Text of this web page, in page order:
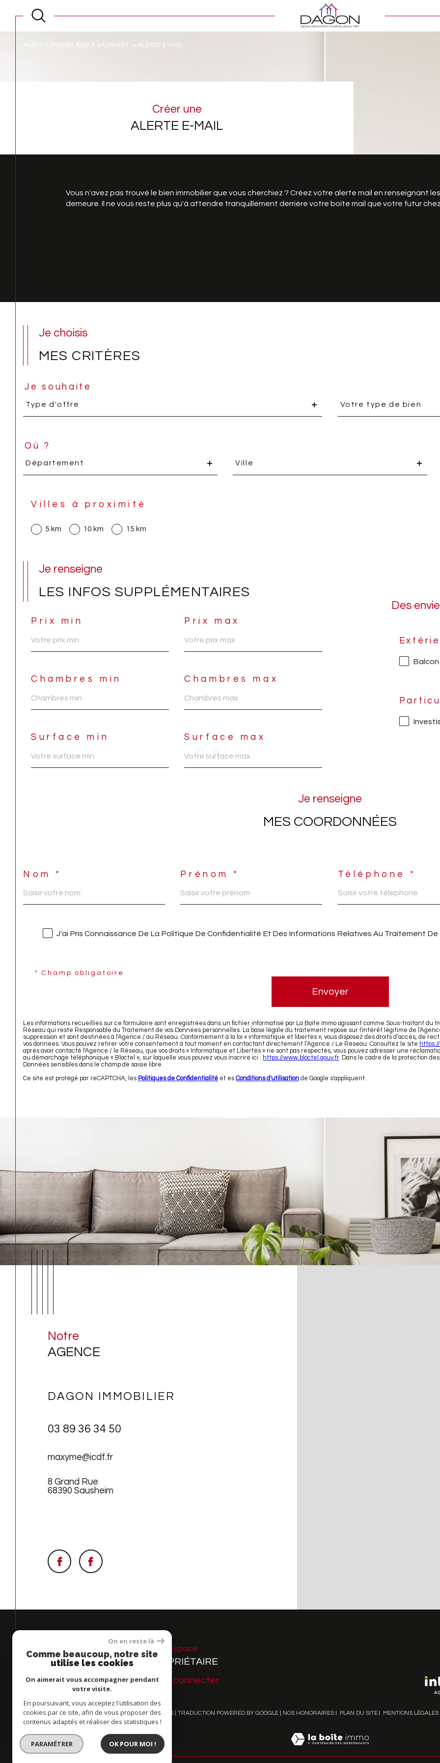
AGENCE IMMOBILIÈRE À SAUSHEIM ALERTE E-MAIL
Créer une
ALERTE E-MAIL
Vous n'avez pas trouvé le bien immobilier que vous cherchiez ? Créez votre alerte mail en renseignant
demeure. Il ne vous reste plus qu'à attendre tranquillement derrière votre boite mail que votre futur
Je choisis
MES CRITÈRES
Je souhaite
d'offre
Type d'offre
d'offre
Votre type de bien
Où ?
Département Ville
Villes à proximité
5 km 10 km 15 km
Je renseigne
LES INFOS SUPPLÉMENTAIRES
Prix min Prix max
Chambres min Chambres max
Surface min Surface max
Des
Balcon
Je renseigne
MES COORDONNÉES
Nom * Prénom * Téléphone *
J'ai Pris Connaissance De La Politique De Confidentialité Et Des Informations Relatives Au Traitement De
* Champ obligatoire
Envoyer
Les informations recueillies sur ce formulaire sont enregistrées dans un fichier informatisé par La Boite Immo agissant comme Sous-traitant
Réseau qui reste Responsable du Traitement de vos Données personnelles. La base légale du traitement repose sur l'intérêt légitime de
suppression et sont destinées à l'Agence / au Réseau. Conformément à la loi « informatique et libertés », vous disposez des droits d’accès, de
vos données. Vous pouvez retirer votre consentement à tout moment en contactant directement l’Agence / Le Réseau. Consultez le site
après avoir contacté l'Agence / le Réseau, que vos droits « Informatique et Libertés » ne sont pas respectés, vous pouvez adresser une
au démarchage téléphonique « Bloctel », sur laquelle vous pouvez vous inscrire ici : https://www.bloctel.gouv.fr. Dans le cadre de la protection
Données sensibles dans le champ de saisie libre.
Ce site est protégé par reCAPTCHA, les Politiques de Confidentialité et esConditions d'utilisation de Google s'appliquent.
Notre
AGENCE
DAGON IMMOBILIER
03 89 36 34 50
maxyme@icdf.fr
8 Grand Rue
68390 Sausheim
Espace
PROPRIÉTAIRE
Se connecter
© 2026 | TOUS DROITS RÉSERVÉS | TRADUCTION POWERED BY GOOGLE | NOS HONORAIRES PLAN DU SITE MENTIONS LÉGALES
On en reste là
Comme beaucoup, notre site
utilise les cookies
On aimerait vous accompagner pendant
votre visite.
En poursuivant, vous acceptez l'utilisation des
cookies par ce site, afin de vous proposer des
contenus adaptés et réaliser des statistiques !
PARAMÉTRER OK POUR MOI !